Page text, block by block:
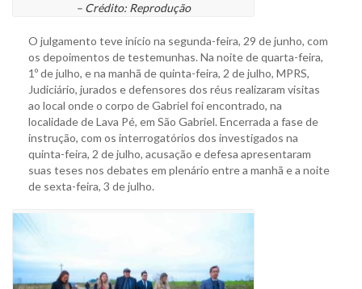
– Crédito: Reprodução
O julgamento teve início na segunda-feira, 29 de junho, com
os depoimentos de testemunhas. Na noite de quarta-feira,
1º de julho, e na manhã de quinta-feira, 2 de julho, MPRS,
Judiciário, jurados e defensores dos réus realizaram visitas
ao local onde o corpo de Gabriel foi encontrado, na
localidade de Lava Pé, em São Gabriel. Encerrada a fase de
instrução, com os interrogatórios dos investigados na
quinta-feira, 2 de julho, acusação e defesa apresentaram
suas teses nos debates em plenário entre a manhã e a noite
de sexta-feira, 3 de julho.